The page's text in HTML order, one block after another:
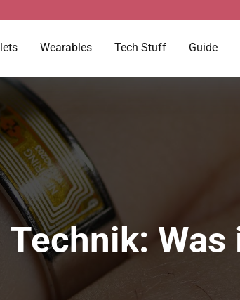
Wearables Tech Stuff Guide
Was